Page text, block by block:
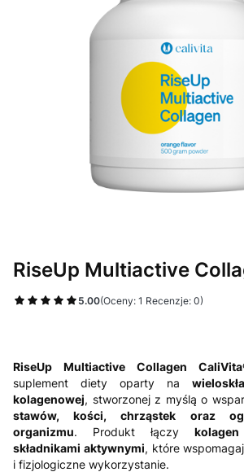
RiseUp Multiactive
5.00(Oceny: 1 Recenzje: 0)
RiseUp Multiactive Collagen
suplement diety oparty na
kolagenowej, stworzonej z myślą o
stawów, kości, chrząstek oraz
organizmu. Produkt łączy
składnikami aktywnymi, które
i fizjologiczne wykorzystanie.